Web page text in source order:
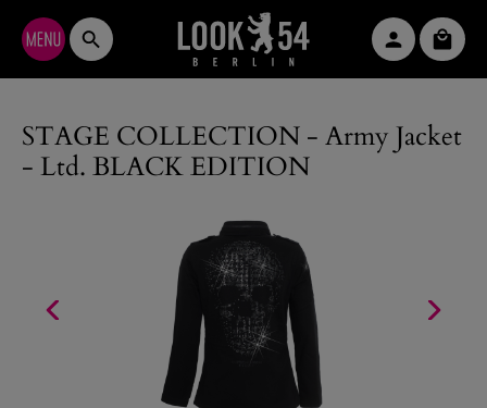
Zum Hauptinhalt springen
STAGE COLLECTION - Army Jacket
- Ltd. BLACK EDITION